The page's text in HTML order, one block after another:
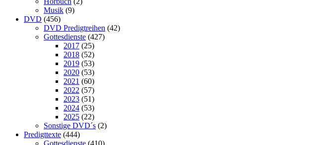
Musik (9)
DVD (456)
DVD Predigtreihen (42)
Gottesdienste (427)
2017 (25)
2018 (52)
2019 (53)
2020 (53)
2021 (60)
2022 (57)
2023 (51)
2024 (53)
2025 (22)
Sonstige DVD´s (2)
Predigttexte (444)